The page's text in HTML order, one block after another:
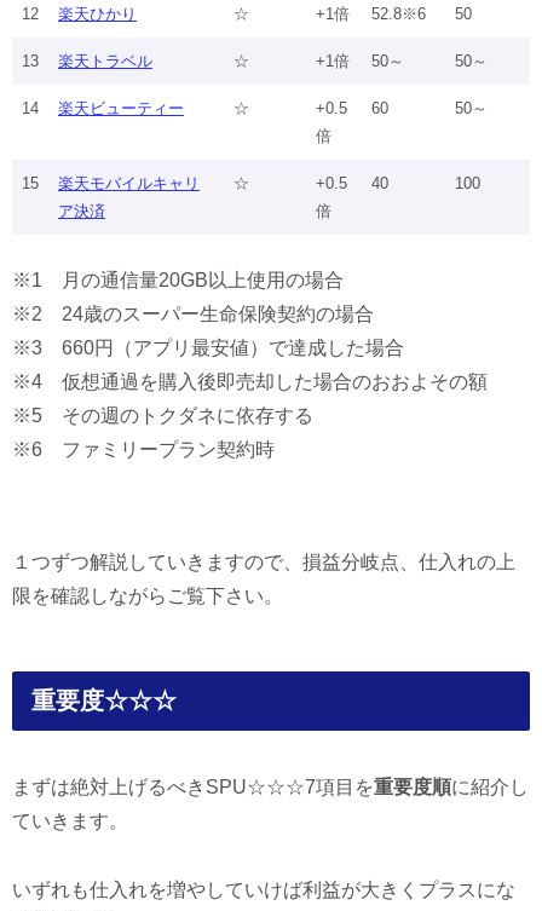
12 楽天ひかり ☆ +1倍 52.8※6 50
13 楽天トラベル ☆ +1倍 50～ 50～
14 楽天ビューティー ☆
+0.5
倍
60 50～
15
楽天モバイルキャリ
ア決済
☆
+0.5
倍
40 100
※1 月の通信量20GB以上使用の場合
※2 24歳のスーパー生命保険契約の場合
※3 660円（アプリ最安値）で達成した場合
※4 仮想通過を購入後即売却した場合のおおよその額
※5 その週のトクダネに依存する
※6 ファミリープラン契約時
１つずつ解説していきますので、損益分岐点、仕入れの上
限を確認しながらご覧下さい。
重要度☆☆☆
まずは絶対上げるべきSPU☆☆☆7項目を重要度順に紹介し
ていきます。
いずれも仕入れを増やしていけば利益が大きくプラスにな